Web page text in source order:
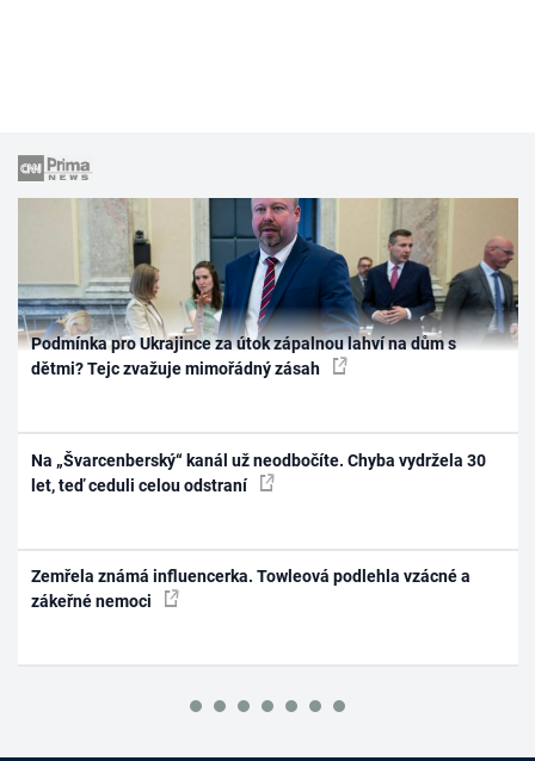
Podmínka pro Ukrajince za útok zápalnou lahví na dům s
dětmi? Tejc zvažuje mimořádný zásah
Na „Švarcenberský“ kanál už neodbočíte. Chyba vydržela 30
let, teď ceduli celou odstraní
Zemřela známá influencerka. Towleová podlehla vzácné a
zákeřné nemoci